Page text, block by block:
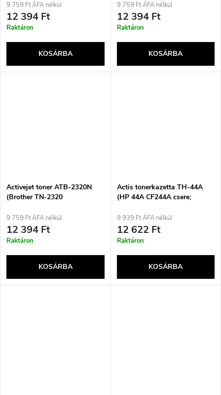
9 759 Ft ÁFA nélkül
12 394 Ft
Raktáron
KOSÁRBA
9 759 Ft ÁFA nélkül
12 394 Ft
Raktáron
KOSÁRBA
Activejet toner ATB-2320N
(Brother TN-2320
oldal; fekete)
9 759 Ft ÁFA nélkül
12 394 Ft
Raktáron
KOSÁRBA
Actis tonerkazetta TH-44A
(HP 44A CF244A csere;
9 939 Ft ÁFA nélkül
12 622 Ft
Raktáron
KOSÁRBA